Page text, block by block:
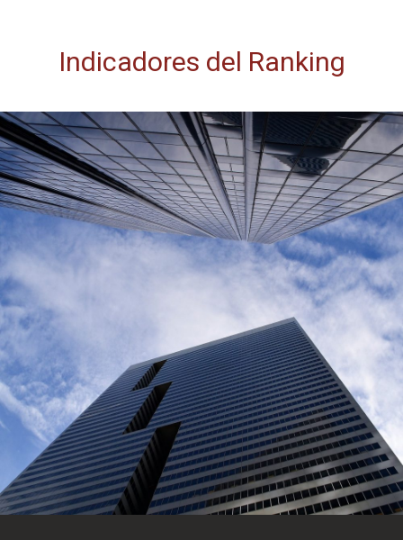
Indicadores del Ranking